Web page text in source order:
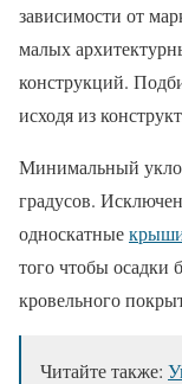
зависимости от
малых
конструкций.
исходя из
Минимальный
градусов.
односкатные
того чтобы осадки
кровельного
Читайте также: